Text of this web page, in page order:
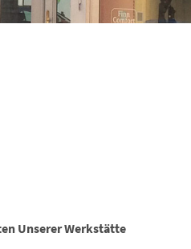
Unserer Werkstätte